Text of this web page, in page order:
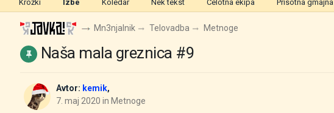
Krožki Izbe Koledar Nek tekst Celotna ekipa Prisotna gmajna
Mn3njalnik Telovadba Metnoge
Naša mala greznica #9
Avtor: kemik,
7. maj 2020 in Metnoge